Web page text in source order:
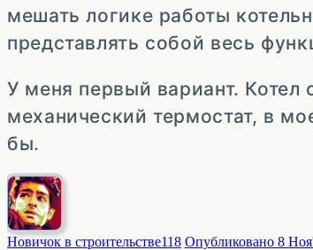
мешать логике работы
представлять собой весь
У меня первый вариант.
механический термостат, в
бы.
Новичок в строительстве118 Опубликовано 8